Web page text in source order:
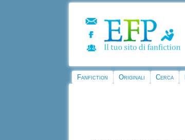
Fanfiction Originali Cerca